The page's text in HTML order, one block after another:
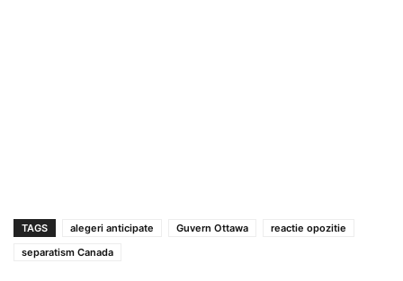
TAGS alegeri anticipate Guvern Ottawa
reactie opozitie
separatism Canada